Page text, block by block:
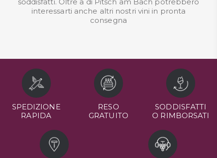
soddisfatti. Oltre a di Pitsch am Bach potrebbero
interessarti anche altri nostri vini in pronta
consegna
SPEDIZIONE
RAPIDA
RESO
GRATUITO
SODDISFATTI
O RIMBORSATI